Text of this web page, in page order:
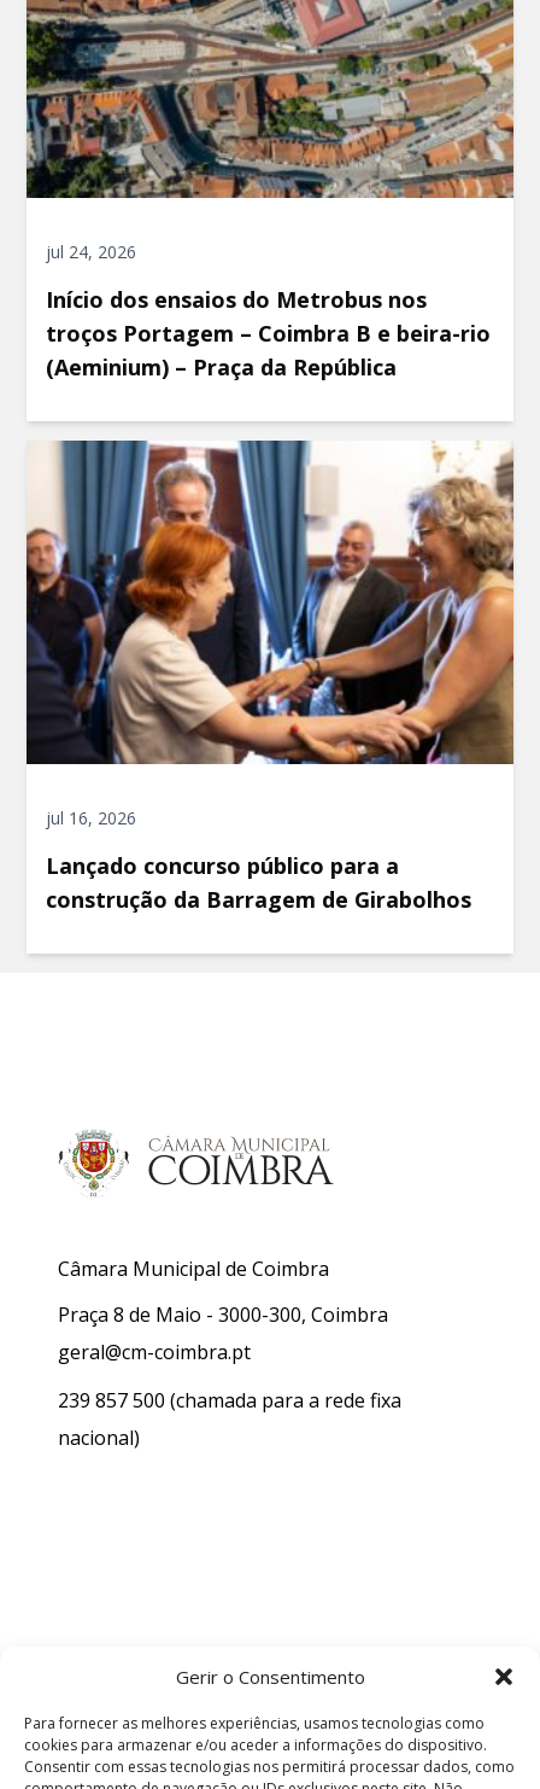
Gerir o Consentimento
Para fornecer as melhores experiências, usamos tecnologias como
cookies para armazenar e/ou aceder a informações do dispositivo.
Consentir com essas tecnologias nos permitirá processar dados, como
jul 24, 2026
Início dos ensaios do Metrobus nos
troços Portagem – Coimbra B e beira-rio
(Aeminium) – Praça da República
jul 16, 2026
Lançado concurso público para a
construção da Barragem de Girabolhos
Câmara Municipal de Coimbra
Praça 8 de Maio - 3000-300, Coimbra
geral@cm-coimbra.pt
239 857 500 (chamada para a rede fixa
nacional)